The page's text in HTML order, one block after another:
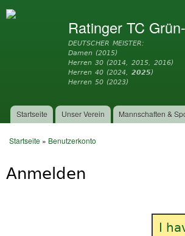
Ratinger TC
DEUTSCHER MEISTER:
Damen (2015)
Herren 30 (2014, 2015, 2016)
Herren 40 (2024,2025)
Herren 50 (2023)
Hauptmenü
Startseite Unser Verein Mannschaften &
Startseite » Benutzerkonto
Anmelden
I